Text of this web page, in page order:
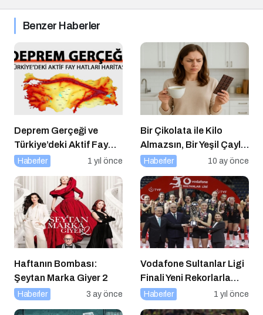
Benzer Haberler
Deprem Gerçeği ve
Türkiye’deki Aktif Fay
Hatları (Tüm Şehirler)
Haberler 1 yıl önce
Bir Çikolata ile Kilo
Almazsın, Bir Yeşil Çayla
da Zayıflamazsın
Haberler 10 ay önce
Haftanın Bombası:
Şeytan Marka Giyer 2
Haberler 3 ay önce
Vodafone Sultanlar Ligi
Finali Yeni Rekorlarla
Tamamlandı
Haberler 1 yıl önce